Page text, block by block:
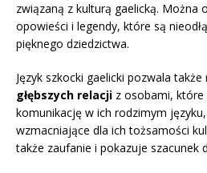
związaną z kulturą gaelicką. Można
opowieści i legendy, które są
pięknego dziedzictwa.
Język szkocki gaelicki pozwala także
głębszych relacji z osobami,
komunikację w ich rodzimym
wzmacniające dla ich tożsamości
także zaufanie i pokazuje szacunek